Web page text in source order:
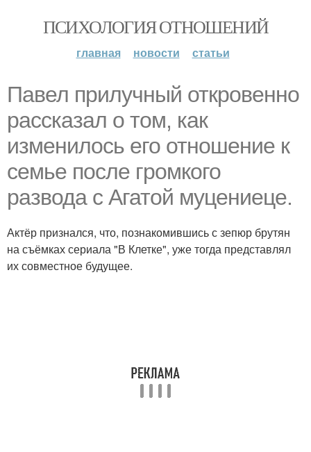
ПСИХОЛОГИЯ ОТНОШЕНИЙ
главная новости статьи
Павел прилучный откровенно
рассказал о том, как
изменилось его отношение к
семье после громкого
развода с Агатой муцениеце.
Актёр признался, что, познакомившись с зепюр брутян
на съёмках сериала "В Клетке", уже тогда представлял
их совместное будущее.